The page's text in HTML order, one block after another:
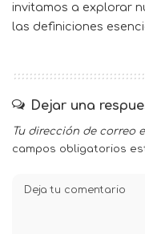
invitamos a explorar
las definiciones
Dejar una
Tu dirección de correo
campos obligatorios